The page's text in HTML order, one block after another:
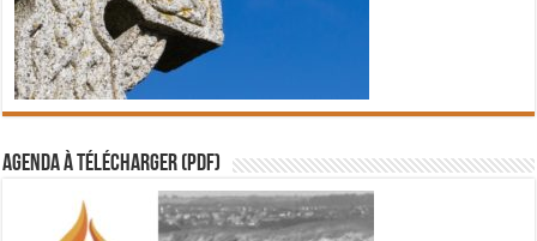
Agenda à télécharger (PDF)